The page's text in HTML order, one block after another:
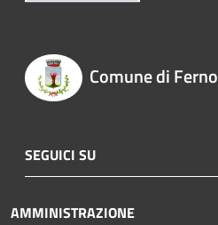
Comune di Ferno
SEGUICI SU
AMMINISTRAZIONE